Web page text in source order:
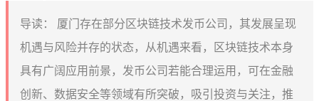
导读：
厦门存在部分区块链技术发币公司，其发展呈现
机遇与风险并存的状态，从机遇来看，区块链技术本身
具有广阔应用前景，发币公司若能合理运用，可在金融
创新、数据安全等领域有所突破，吸引投资与关注，推